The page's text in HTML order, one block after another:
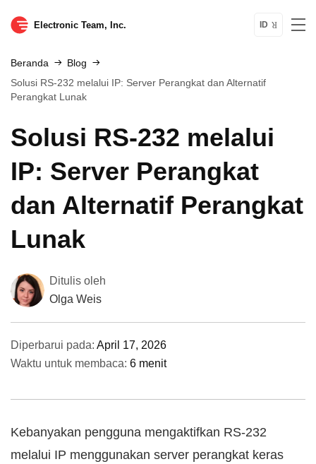
Electronic Team, Inc. ID
Beranda
Blog
Solusi RS-232 melalui IP: Server Perangkat dan Alternatif
Perangkat Lunak
Solusi RS-232 melalui
IP: Server Perangkat
dan Alternatif Perangkat
Lunak
Ditulis oleh
Olga Weis
Diperbarui pada: April 17, 2026
Waktu untuk membaca: 6 menit
Kebanyakan pengguna mengaktifkan RS-232
melalui IP menggunakan server perangkat keras